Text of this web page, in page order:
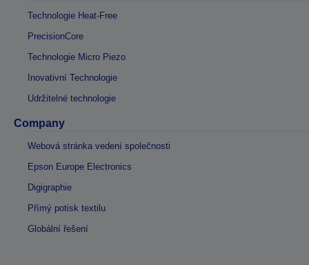
Technologie Heat-Free
PrecisionCore
Technologie Micro Piezo
Inovativní Technologie
Udržitelné technologie
Company
Webová stránka vedení společnosti
Epson Europe Electronics
Digigraphie
Přímý potisk textilu
Globální řešení